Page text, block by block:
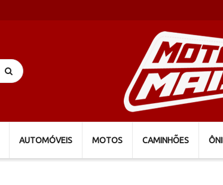
AUTOMÓVEIS MOTOS CAMINHÕES